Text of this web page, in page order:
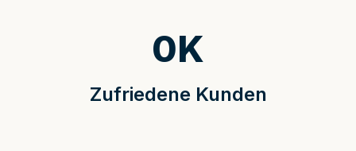
Zufriedene Kunden
0K